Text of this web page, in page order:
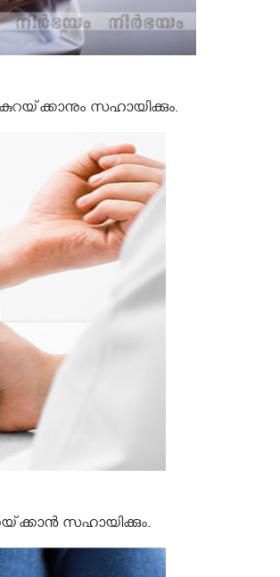
സഹായിക്കും.
സഹായിക്കും.